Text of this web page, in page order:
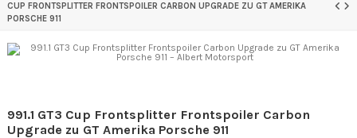
CUP FRONTSPLITTER FRONTSPOILER CARBON UPGRADE ZU GT AMERIKA
PORSCHE 911
991.1 GT3 Cup Frontsplitter Frontspoiler Carbon
Upgrade zu GT Amerika Porsche 911